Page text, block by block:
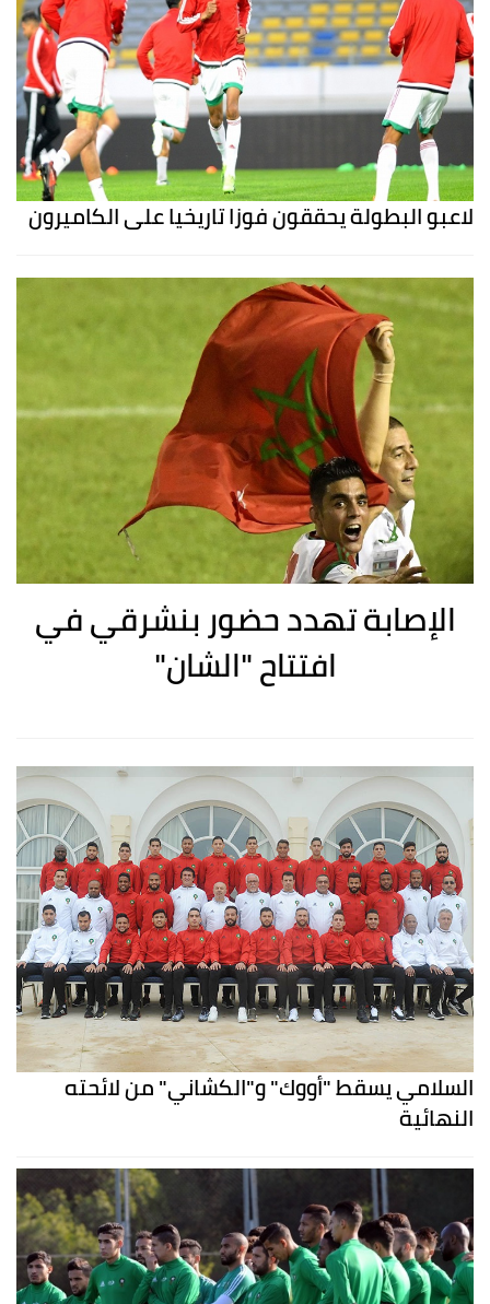
لاعبو البطولة يحققون فوزا تاريخيا على الكاميرون
الإصابة تهدد حضور بنشرقي في
افتتاح "الشان"
السلامي يسقط "أووك" و"الكشاني" من لائحته
النهائية